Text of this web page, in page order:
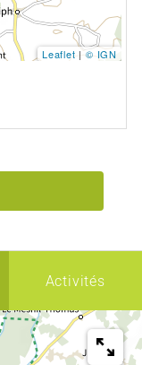
Leaflet|© IGN
Activités